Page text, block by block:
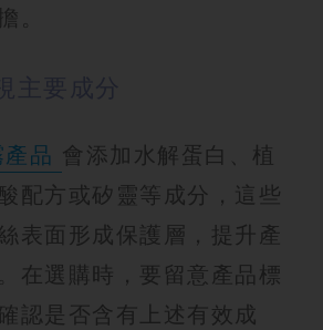
。
品 會添加水解蛋白、植
配方或矽靈等成分，這些
表面形成保護層，提升產
在選購時，要留意產品標
認是否含有上述有效成